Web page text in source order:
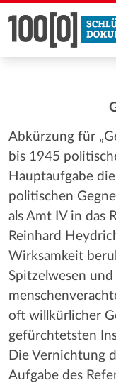
Abkürzung für
bis 1945
Hauptaufgabe
politischen
als Amt IV in das
Reinhard
Wirksamkeit
Spitzelwesen
oft willkürlicher
gefürchtetsten
Die Vernichtung
Aufgabe des